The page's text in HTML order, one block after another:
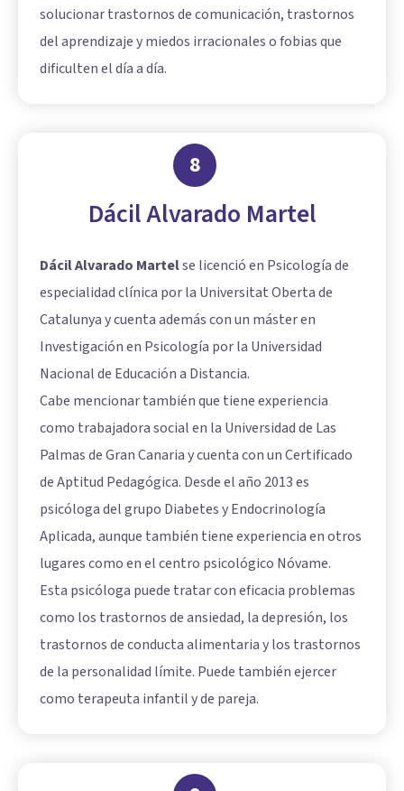
solucionar trastornos de comunicación, trastornos
del aprendizaje y miedos irracionales o fobias que
dificulten el día a día.
8
Dácil Alvarado Martel
Dácil Alvarado Martelse licenció en Psicología de
especialidad clínica por la Universitat Oberta de
Catalunya y cuenta además con un máster en
Investigación en Psicología por la Universidad
Nacional de Educación a Distancia.
Cabe mencionar también que tiene experiencia
como trabajadora social en la Universidad de Las
Palmas de Gran Canaria y cuenta con un Certificado
de Aptitud Pedagógica. Desde el año 2013 es
psicóloga del grupo Diabetes y Endocrinología
Aplicada, aunque también tiene experiencia en otros
lugares como en el centro psicológico Nóvame.
Esta psicóloga puede tratar con eficacia problemas
como los trastornos de ansiedad, la depresión, los
trastornos de conducta alimentaria y los trastornos
de la personalidad límite. Puede también ejercer
como terapeuta infantil y de pareja.